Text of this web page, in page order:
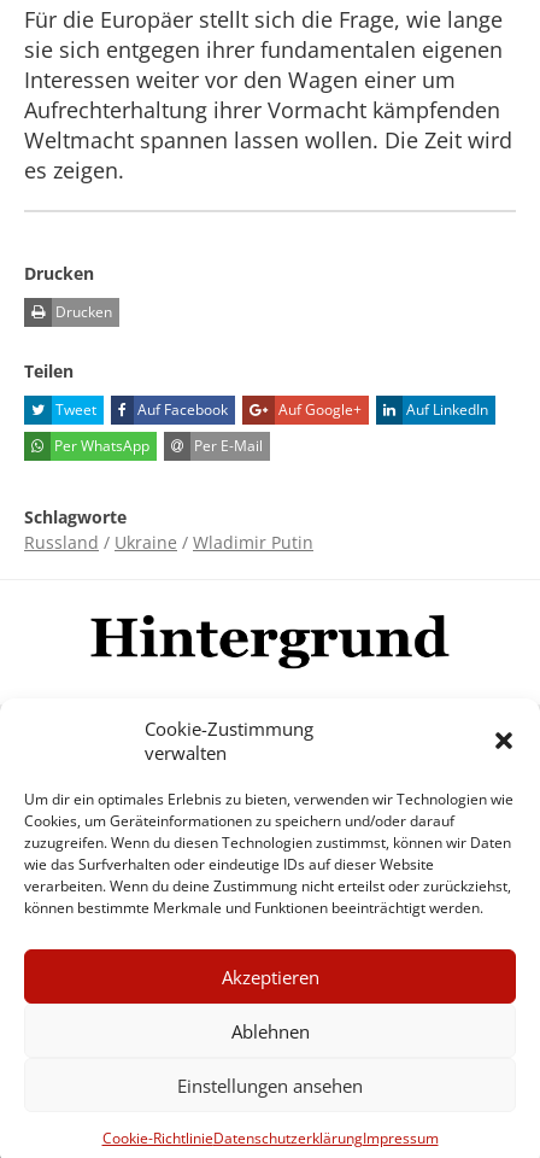
Cookie-Zustimmung
verwalten
Um dir ein optimales Erlebnis zu bieten, verwenden wir Technologien wie
Cookies, um Geräteinformationen zu speichern und/oder darauf
zuzugreifen. Wenn du diesen Technologien zustimmst, können wir Daten
wie das Surfverhalten oder eindeutige IDs auf dieser Website
verarbeiten. Wenn du deine Zustimmung nicht erteilst oder zurückziehst,
können bestimmte Merkmale und Funktionen beeinträchtigt werden.
Akzeptieren
Ablehnen
Einstellungen ansehen
Cookie-RichtlinieDatenschutzerklärungImpressum
Für die Europäer stellt sich die Frage, wie lange
sie sich entgegen ihrer fundamentalen eigenen
Interessen weiter vor den Wagen einer um
Aufrechterhaltung ihrer Vormacht kämpfenden
Weltmacht spannen lassen wollen. Die Zeit wird
es zeigen.
Drucken
Drucken
Teilen
Tweet Auf Facebook Auf Google+
Auf LinkedIn
Per WhatsApp
Per E-Mail
Schlagworte
Russland / Ukraine / Wladimir Putin
Mehr
© Copyright Hintergrund.de, 2015 - 2026
Zum Newsletter jetzt kostenlos
anmelden
erscheint ca. alle 4 Wochen
×